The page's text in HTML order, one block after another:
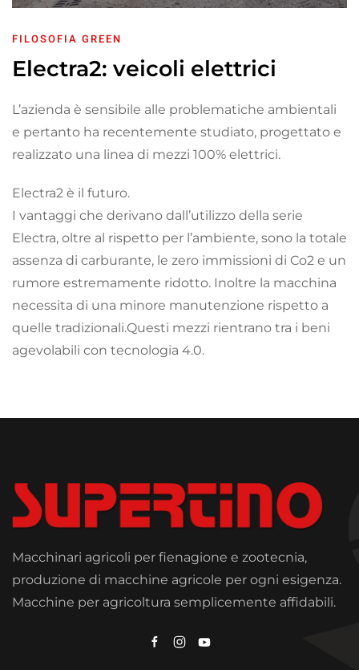
FILOSOFIA GREEN
Electra2: veicoli elettrici
L’azienda è sensibile alle problematiche ambientali
e pertanto ha recentemente studiato, progettato e
realizzato una linea di mezzi 100% elettrici.
Electra2 è il futuro.
I vantaggi che derivano dall’utilizzo della serie
Electra, oltre al rispetto per l’ambiente, sono la totale
assenza di carburante, le zero immissioni di Co2 e un
rumore estremamente ridotto. Inoltre la macchina
necessita di una minore manutenzione rispetto a
quelle tradizionali.Questi mezzi rientrano tra i beni
agevolabili con tecnologia 4.0.
Macchinari agricoli per fienagione e zootecnia,
produzione di macchine agricole per ogni esigenza.
Macchine per agricoltura semplicemente affidabili.